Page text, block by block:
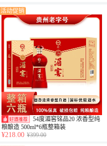
活动促销
54度湄窖铭品20 浓香型纯
粮酿造 500ml*6瓶整箱装
¥218.00 ¥399.00